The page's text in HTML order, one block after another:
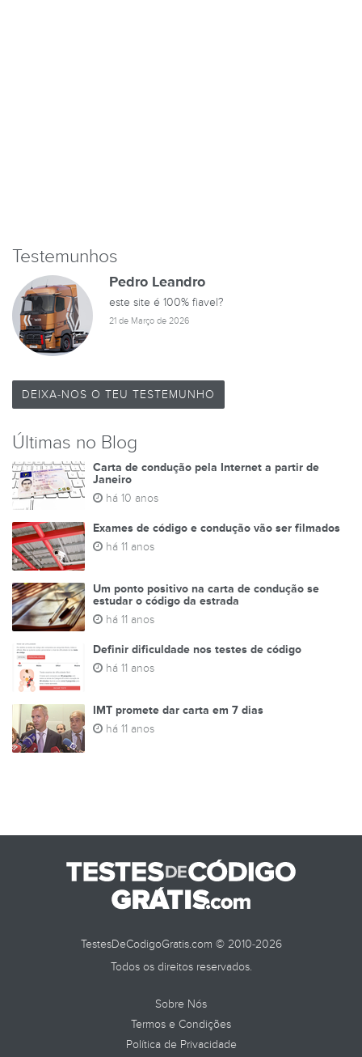
Testemunhos
Pedro Leandro
este site é 100% fiavel?
21 de Março de 2026
DEIXA-NOS O TEU TESTEMUNHO
Últimas no Blog
Carta de condução pela Internet a partir de
Janeiro
há 10 anos
Exames de código e condução vão ser filmados
há 11 anos
Um ponto positivo na carta de condução se
estudar o código da estrada
há 11 anos
Definir dificuldade nos testes de código
há 11 anos
IMT promete dar carta em 7 dias
há 11 anos
TestesDeCodigoGratis.com © 2010-2026
Todos os direitos reservados.
Sobre Nós
Termos e Condições
Política de Privacidade